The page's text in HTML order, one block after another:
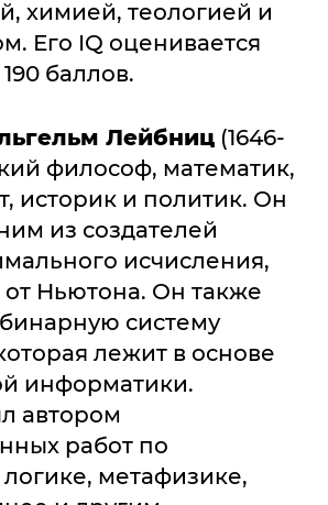
химией, теологией и
Его IQ оценивается
баллов.
Лейбниц (1646-
философ, математик,
историк и политик. Он
из создателей
исчисления,
Ньютона. Он также
систему
лежит в основе
информатики.
автором
работ по
метафизике,